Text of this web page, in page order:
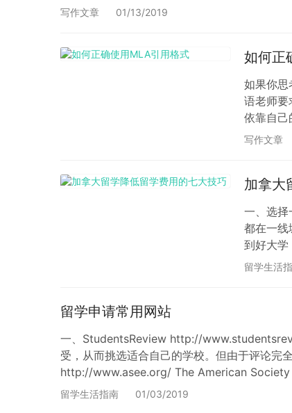
写作文章 01/13/2019
如何正
如果你思
语老师
依靠自己
后……奥
写作文章
加拿大
一、选择
都在一线
到好大学
途径，
留学生活
留学申请常用网站
一、StudentsReview http://
受，从而挑选适合自己的学校。但由于评论完
http://www.asee.org/ The American
留学生活指南 01/03/2019